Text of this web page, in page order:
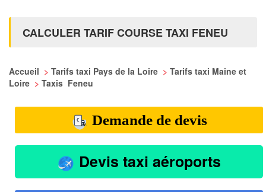
CALCULER TARIF COURSE TAXI FENEU
Accueil > Tarifs taxi Pays de la Loire > Tarifs taxi Maine et
Loire > Taxis Feneu
Demande de devis
Devis taxi aéroports